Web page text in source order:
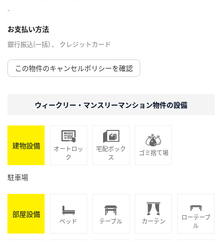
-
お支払い方法
銀行振込(一括) 、 クレジットカード
この物件のキャンセルポリシーを確認
ウィークリー・マンスリーマンション物件の設備
建物設備
オートロッ
ク
宅配ボック
ス
ゴミ捨て場
駐車場
部屋設備
ベッド テーブル カーテン
ローテーブ
ル